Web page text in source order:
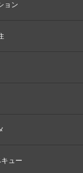
ョン
ュー